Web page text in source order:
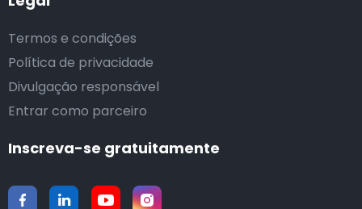
Termos e condições
Política de privacidade
Divulgação responsável
Entrar como parceiro
Inscreva-se gratuitamente